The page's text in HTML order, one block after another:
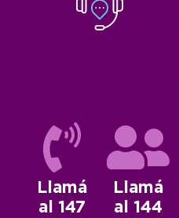
Llamá
al 147
Llamá
al 144